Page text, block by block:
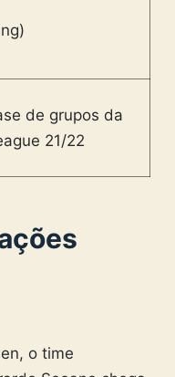
de grupos da
21/22
o time